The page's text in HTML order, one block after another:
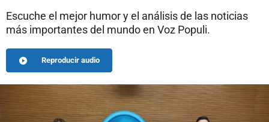
Escuche el mejor humor y el análisis de las noticias
más importantes del mundo en Voz Populi.
Reproducir audio